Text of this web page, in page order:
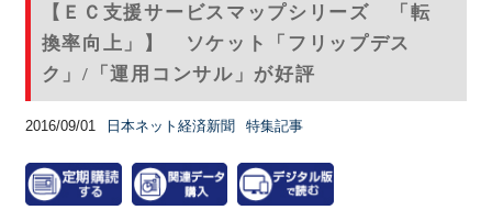
【ＥＣ支援サービスマップシリーズ 「転
換率向上」】 ソケット「フリップデス
ク」/「運用コンサル」が好評
2016/09/01 日本ネット経済新聞 特集記事